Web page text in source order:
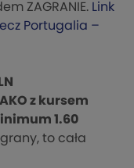
ZAGRANIE. Link
Portugalia –
z kursem
1.60
to cała